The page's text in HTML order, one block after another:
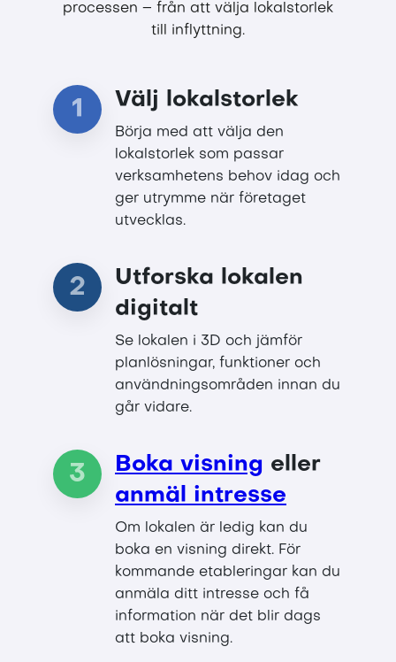
processen – från att välja lokalstorlek
till inflyttning.
1 Välj lokalstorlek
Börja med att välja den
lokalstorlek som passar
verksamhetens behov idag och
ger utrymme när företaget
utvecklas.
2
Utforska lokalen
digitalt
Se lokalen i 3D och jämför
planlösningar, funktioner och
användningsområden innan du
går vidare.
3 Boka visning eller
anmäl intresse
Om lokalen är ledig kan du
boka en visning direkt. För
kommande etableringar kan du
anmäla ditt intresse och få
information när det blir dags
att boka visning.